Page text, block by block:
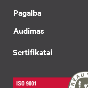
Pagalba
Audimas
Sertifikatai